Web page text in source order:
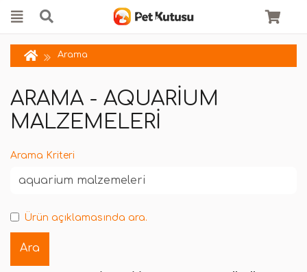
Arama
ARAMA - AQUARIUM
MALZEMELERI
Arama Kriteri
Ürün açıklamasında ara.